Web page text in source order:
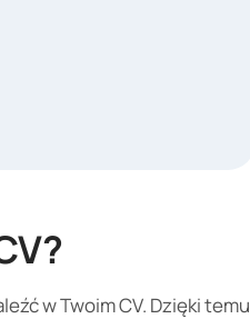
w Twoim CV. Dzięki temu